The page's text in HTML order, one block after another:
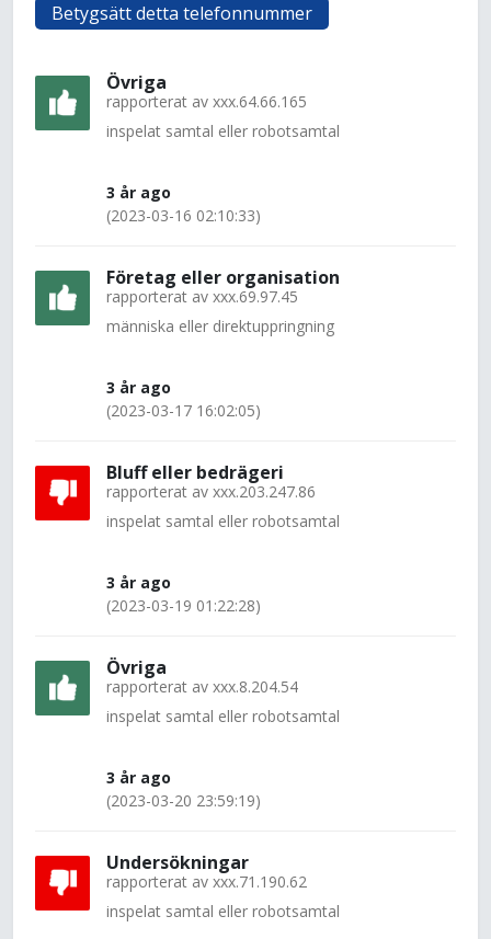
Betygsätt detta telefonnummer
Övriga
rapporterat av xxx.64.66.165
inspelat samtal eller robotsamtal
3 år ago
(2023-03-16 02:10:33)
Företag eller organisation
rapporterat av xxx.69.97.45
människa eller direktuppringning
3 år ago
(2023-03-17 16:02:05)
Bluff eller bedrägeri
rapporterat av xxx.203.247.86
inspelat samtal eller robotsamtal
3 år ago
(2023-03-19 01:22:28)
Övriga
rapporterat av xxx.8.204.54
inspelat samtal eller robotsamtal
3 år ago
(2023-03-20 23:59:19)
Undersökningar
rapporterat av xxx.71.190.62
inspelat samtal eller robotsamtal